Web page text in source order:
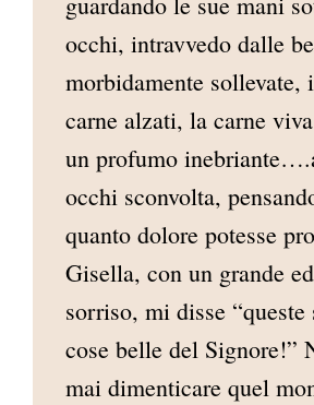
occhi, intravvedo dalle
morbidamente
carne alzati, la carne
un profumo
occhi sconvolta,
quanto dolore potesse
Gisella, con un grande
sorriso, mi disse “queste
cose belle del Signore!”
mai dimenticare quel